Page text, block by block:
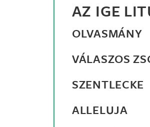
AZ IGE
OLVASMÁNY
VÁLASZOS
SZENTLECKE
ALLELUJA